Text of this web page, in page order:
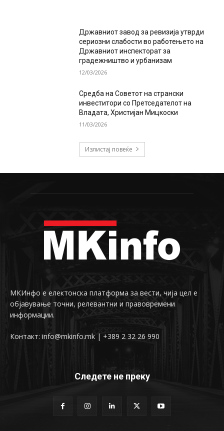
Државниот завод за ревизија утврди
сериозни слабости во работењето на
Државниот инспекторат за
градежништво и урбанизам
12/03/2026
Средба на Советот на странски
инвеститори со Претседателот на
Владата, Христијан Мицкоски
11/03/2026
Излистај повеќе
МКИнфо е електонска платформа за вести, чија цел е
објавување точни, релевантни и правовремени
информации.
Контакт: info@mkinfo.mk | +389 2 32 26 990
Следете не преку